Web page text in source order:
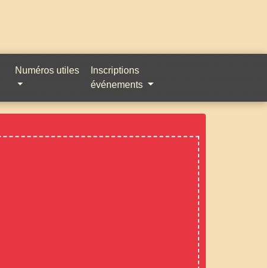
Numéros utiles
Inscriptions
événements